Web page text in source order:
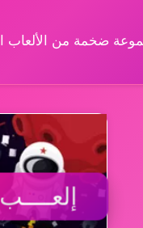
ضخمة من الألعاب
إلعــــب